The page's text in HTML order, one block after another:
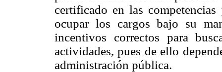
certificado en las
ocupar los cargos bajo su
incentivos correctos para
actividades, pues de ello
administración pública.